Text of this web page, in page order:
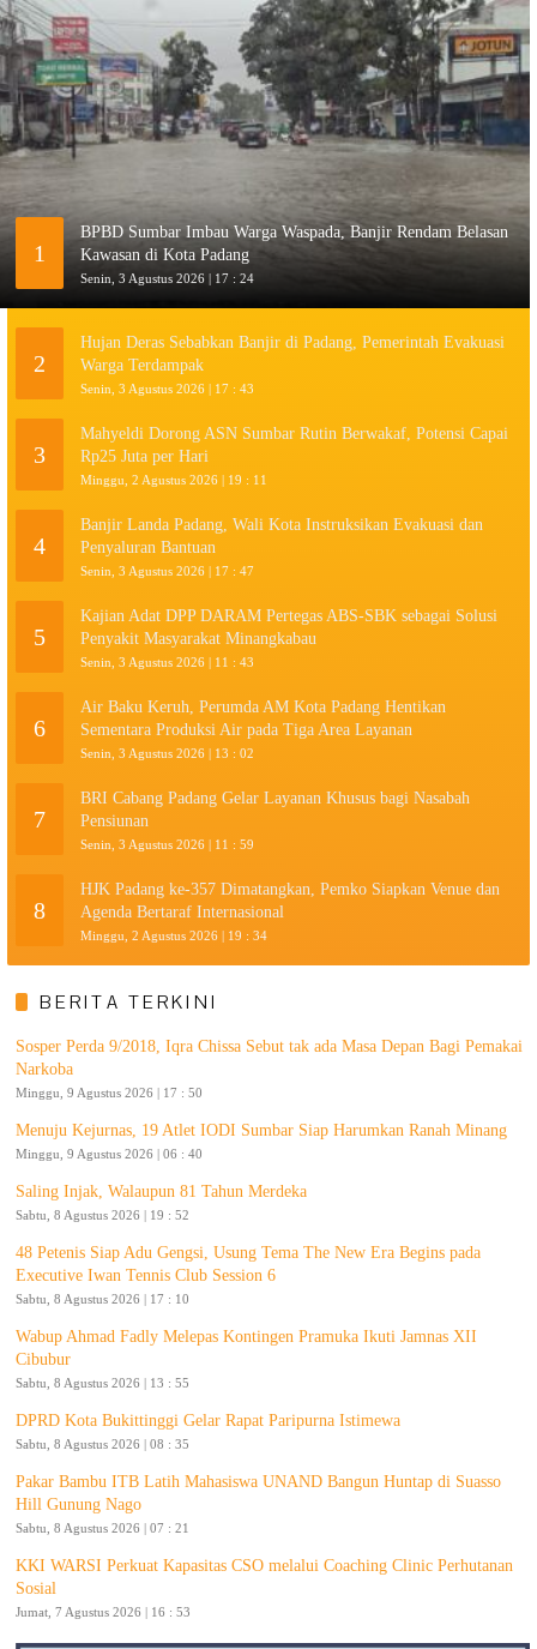
1
BPBD Sumbar Imbau Warga Waspada, Banjir Rendam Belasan
Kawasan di Kota Padang
Senin, 3 Agustus 2026 | 17 : 24
2
Hujan Deras Sebabkan Banjir di Padang, Pemerintah Evakuasi
Warga Terdampak
Senin, 3 Agustus 2026 | 17 : 43
3
Mahyeldi Dorong ASN Sumbar Rutin Berwakaf, Potensi Capai
Rp25 Juta per Hari
Minggu, 2 Agustus 2026 | 19 : 11
4
Banjir Landa Padang, Wali Kota Instruksikan Evakuasi dan
Penyaluran Bantuan
Senin, 3 Agustus 2026 | 17 : 47
5
Kajian Adat DPP DARAM Pertegas ABS-SBK sebagai Solusi
Penyakit Masyarakat Minangkabau
Senin, 3 Agustus 2026 | 11 : 43
6
Air Baku Keruh, Perumda AM Kota Padang Hentikan
Sementara Produksi Air pada Tiga Area Layanan
Senin, 3 Agustus 2026 | 13 : 02
7
BRI Cabang Padang Gelar Layanan Khusus bagi Nasabah
Pensiunan
Senin, 3 Agustus 2026 | 11 : 59
8
HJK Padang ke-357 Dimatangkan, Pemko Siapkan Venue dan
Agenda Bertaraf Internasional
Minggu, 2 Agustus 2026 | 19 : 34
BERITA TERKINI
Sosper Perda 9/2018, Iqra Chissa Sebut tak ada Masa Depan Bagi Pemakai
Narkoba
Minggu, 9 Agustus 2026 | 17 : 50
Menuju Kejurnas, 19 Atlet IODI Sumbar Siap Harumkan Ranah Minang
Minggu, 9 Agustus 2026 | 06 : 40
Saling Injak, Walaupun 81 Tahun Merdeka
Sabtu, 8 Agustus 2026 | 19 : 52
48 Petenis Siap Adu Gengsi, Usung Tema The New Era Begins pada
Executive Iwan Tennis Club Session 6
Sabtu, 8 Agustus 2026 | 17 : 10
Wabup Ahmad Fadly Melepas Kontingen Pramuka Ikuti Jamnas XII
Cibubur
Sabtu, 8 Agustus 2026 | 13 : 55
DPRD Kota Bukittinggi Gelar Rapat Paripurna Istimewa
Sabtu, 8 Agustus 2026 | 08 : 35
Pakar Bambu ITB Latih Mahasiswa UNAND Bangun Huntap di Suasso
Hill Gunung Nago
Sabtu, 8 Agustus 2026 | 07 : 21
KKI WARSI Perkuat Kapasitas CSO melalui Coaching Clinic Perhutanan
Sosial
Jumat, 7 Agustus 2026 | 16 : 53